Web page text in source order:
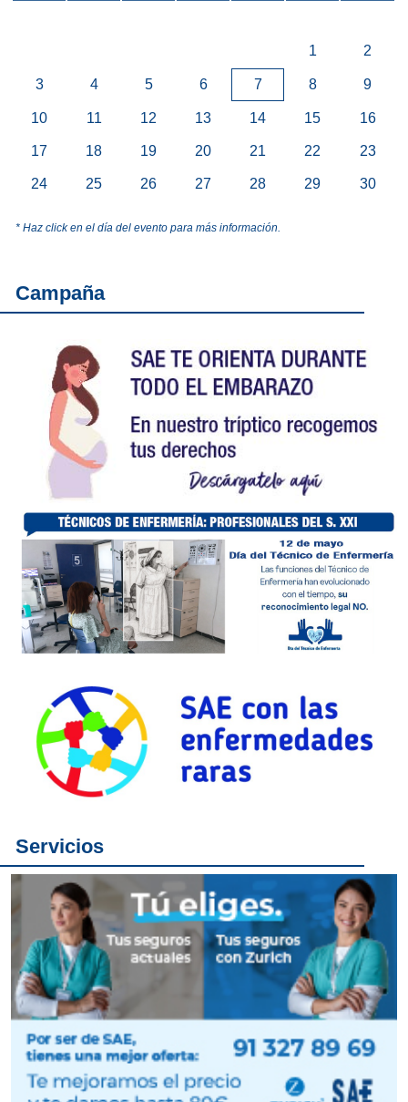
1 2
3 4 5 6 7 8 9
10 11 12 13 14 15 16
17 18 19 20 21 22 23
24 25 26 27 28 29 30
* Haz click en el día del evento para más información.
Campaña
Servicios